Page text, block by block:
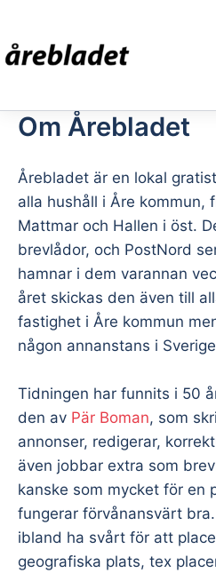
innehåll
Om Årebladet
Årebladet är en lokal
alla hushåll i Åre kommun,
Mattmar och Hallen i öst.
brevlådor, och PostNord
hamnar i dem varannan
året skickas den även till
fastighet i Åre kommun
någon annanstans i
Tidningen har funnits i 50
den av Pär Boman, som
annonser, redigerar,
även jobbar extra som
kanske som mycket för en
fungerar förvånansvärt
ibland ha svårt för att
geografiska plats, tex